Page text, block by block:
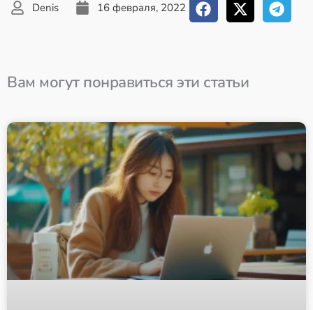
Denis 16 февраля, 2022
Вам могут понравиться эти статьи